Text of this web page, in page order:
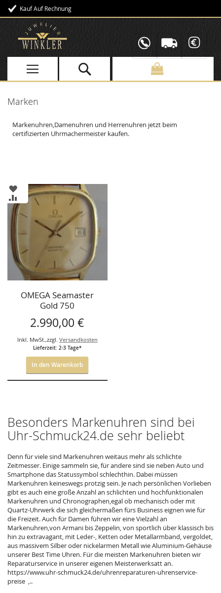
Kauf Auf Rechnung
Direkt
Inhalt
Marken
Markenuhren,Damenuhren und Herrenuhren jetzt beim
certifizierten Uhrmachermeister kaufen.
ZUR
WUNSCHLISTE
HINZUFÜGEN
ZUR
VERGLEICHSLISTE
HINZUFÜGEN
OMEGA Seamaster
Gold 750
2.990,00 €
Inkl. MwSt.,zzgl. Versandkosten
Lieferzeit: 2-3 Tage*
In den Warenkorb
Besonders Markenuhren sind bei
Uhr-Schmuck24.de sehr beliebt
Denn für viele sind Markenuhren weitaus mehr als schlichte
Zeitmesser. Einige sammeln sie, für andere sind sie neben Auto und
Smartphone das Statussymbol schlechthin. Dabei müssen
Markenuhren keineswegs protzig sein. Je nach persönlichen Vorlieben
gibt es auch eine große Anzahl an schlichten und hochfunktionalen
Markenuhren und Chronographen,egal ob mechanisch oder mit
Quartz-Uhrwerk die sich gleichermaßen fürs Business eignen wie für
die Freizeit. Auch für Damen führen wir eine Vielzahl an
Markenuhren,von Armani bis Zeppelin, von sportlich über klassisch bis
hin zu extravagant, mit Leder-, Ketten oder Metallarmband, vergoldet,
aus massivem Silber oder nickelarmen Metall wie Aluminium-Gehäuse
unserer Best Time Uhren. Für die meisten Markenuhren bieten wir
Reparaturservice in unserer eigenen Meisterwerksatt an.
https://www.uhr-schmuck24.de/uhrenreparaturen-uhrenservice-
preise ,..